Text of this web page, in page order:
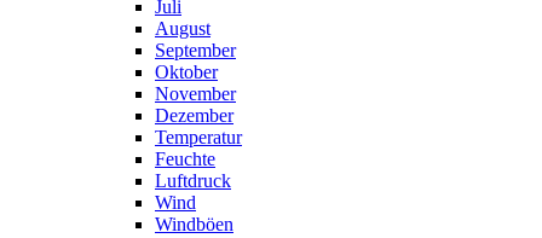
Juli
August
September
Oktober
November
Dezember
Temperatur
Feuchte
Luftdruck
Wind
Windböen